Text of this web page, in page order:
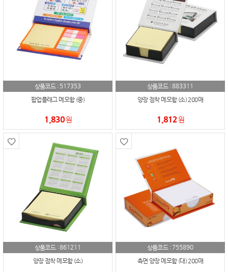
상품코드 : 517353
팝업플래그 메모함 (중)
1,830원
상품코드 :883311
양장 점착 메모함 (소) 200매
1,812원
상품코드 :861211
양장 점착 메모함 (소)
상품코드 : 755890
측면 양장 메모함 (대) 200매